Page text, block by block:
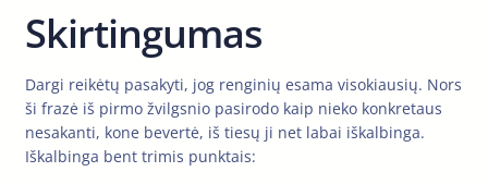
Skirtingumas
Dargi reikėtų pasakyti, jog renginių esama visokiausių. Nors
ši frazė iš pirmo žvilgsnio pasirodo kaip nieko konkretaus
nesakanti, kone bevertė, iš tiesų ji net labai iškalbinga.
Iškalbinga bent trimis punktais: